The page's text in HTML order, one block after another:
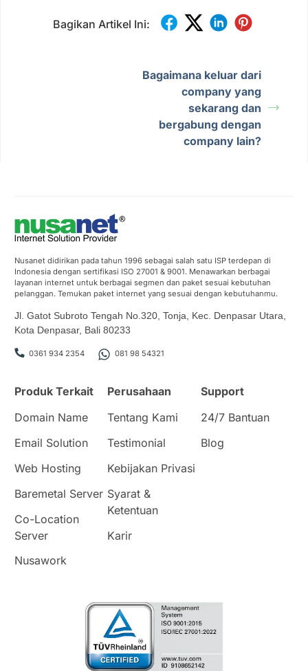
Bagikan Artikel Ini:
Bagaimana keluar dari
company yang
sekarang dan
bergabung dengan
company lain?
Nusanet didirikan pada tahun 1996 sebagai salah satu ISP terdepan di
Indonesia dengan sertifikasi ISO 27001 & 9001. Menawarkan berbagai
layanan internet untuk berbagai segmen dan paket sesuai kebutuhan
pelanggan. Temukan paket internet yang sesuai dengan kebutuhanmu.
Jl. Gatot Subroto Tengah No.320, Tonja, Kec. Denpasar Utara,
Kota Denpasar, Bali 80233
0361 934 2354 081 98 54321
Produk Terkait
Domain Name
Email Solution
Web Hosting
Baremetal Server
Co-Location
Server
Nusawork
Perusahaan
Tentang Kami
Testimonial
Kebijakan Privasi
Syarat &
Ketentuan
Karir
Support
24/7 Bantuan
Blog